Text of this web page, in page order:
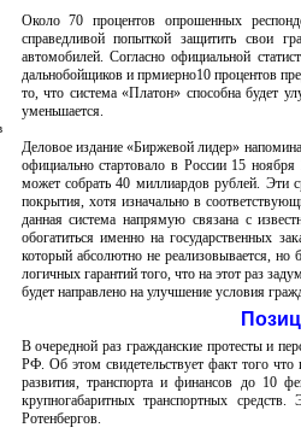
Около 70 процентов опрошенных
справедливой попыткой защитить свои
автомобилей. Согласно официальной
дальнобойщиков и прмиерно10 процентов
то, что система «Платон» способна будет
уменьшается.
Деловое издание «Биржевой лидер»
официально стартовало в России 15
может собрать 40 миллиардов рублей. Эти
покрытия, хотя изначально в
данная система напрямую связана с
обогатиться именно на государственных
который абсолютно не реализовывается,
логичных гарантий того, что на этот раз
будет направлено на улучшение условия
В очередной раз гражданские протесты и
РФ. Об этом свидетельствует факт того
развития, транспорта и финансов до 10
крупногабаритных транспортных
Ротенбергов.